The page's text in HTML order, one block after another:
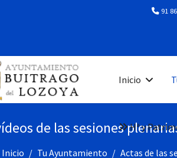
91
Inicio
Hª y
de las sesiones
Inicio Tu Ayuntamiento Actas de las